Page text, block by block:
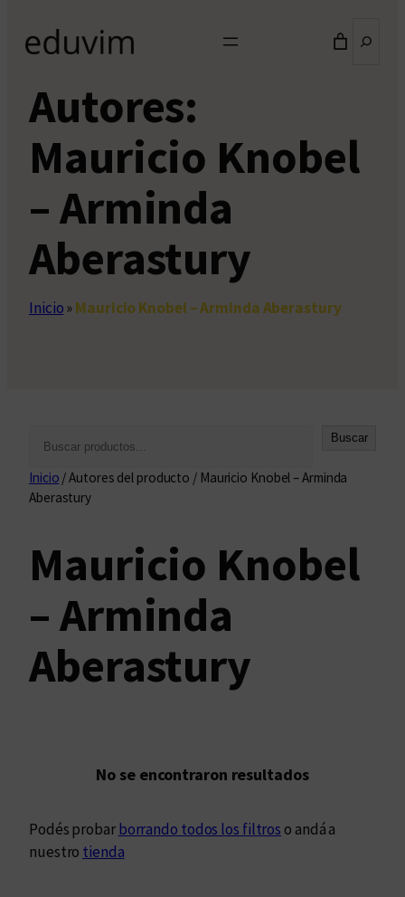
Autores:
Mauricio Knobel
– Arminda
Aberastury
Inicio»Mauricio Knobel – Arminda Aberastury
s
c
r
Buscar
Inicio / Autores del producto / Mauricio Knobel – Arminda
Aberastury
Mauricio Knobel
– Arminda
Aberastury
No se encontraron resultados
Podés probarborrando todos los filtros o andá a
nuestro tienda